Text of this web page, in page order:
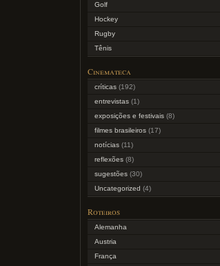
Golf
Hockey
Rugby
Tênis
Cinemateca
críticas (192)
entrevistas (1)
exposições e festivais (8)
filmes brasileiros (17)
notícias (11)
reflexões (8)
sugestões (30)
Uncategorized (4)
Roteiros
Alemanha
Austria
França